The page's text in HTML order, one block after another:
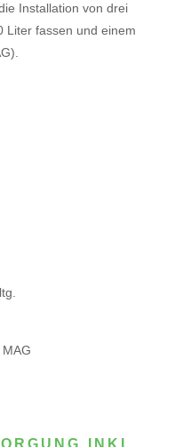
Installation von drei
Liter fassen und einem
INKL.